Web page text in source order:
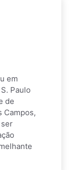
em
Paulo
de
Campos,
ser